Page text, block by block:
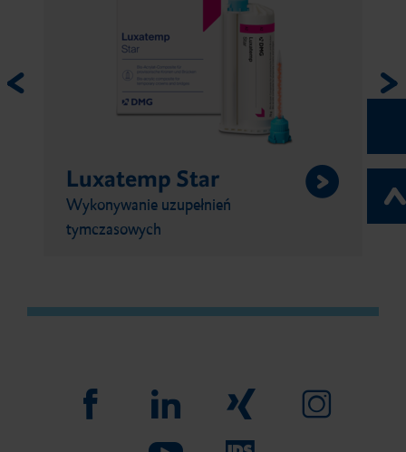
Luxatemp Star
Wykonywanie uzupełnień
tymczasowych